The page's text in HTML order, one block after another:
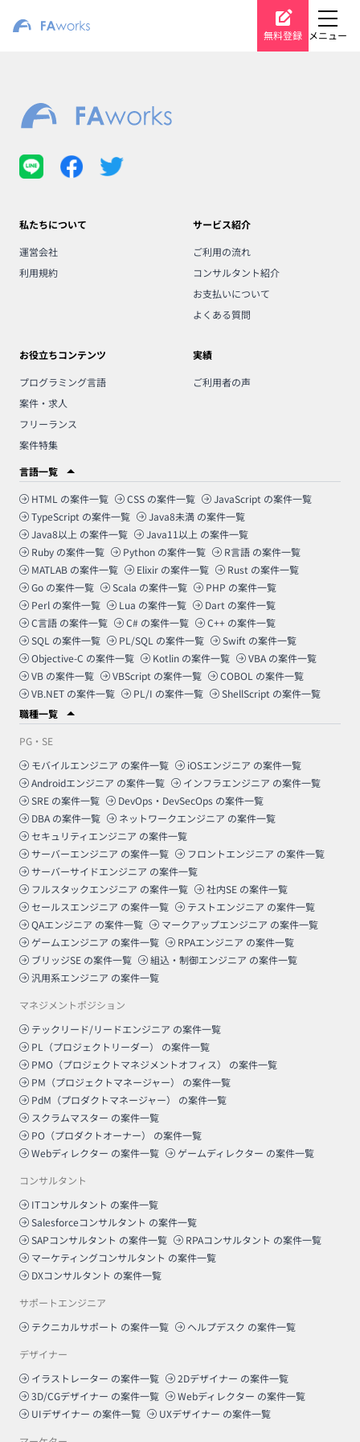
無料登録 メニュー
私たちについて
運営会社
利用規約
サービス紹介
ご利用の流れ
コンサルタント紹介
お支払いについて
よくある質問
お役立ちコンテンツ
プログラミング言語
案件・求人
フリーランス
案件特集
実績
ご利用者の声
言語一覧
HTML の案件一覧 CSS の案件一覧 JavaScript の案件一覧
TypeScript の案件一覧 Java8未満 の案件一覧
Java8以上 の案件一覧 Java11以上 の案件一覧
Ruby の案件一覧 Python の案件一覧 R言語 の案件一覧
MATLAB の案件一覧 Elixir の案件一覧 Rust の案件一覧
Go の案件一覧 Scala の案件一覧 PHP の案件一覧
Perl の案件一覧 Lua の案件一覧 Dart の案件一覧
C言語 の案件一覧 C# の案件一覧 C++ の案件一覧
SQL の案件一覧 PL/SQL の案件一覧 Swift の案件一覧
Objective-C の案件一覧 Kotlin の案件一覧 VBA の案件一覧
VB の案件一覧 VBScript の案件一覧 COBOL の案件一覧
VB.NET の案件一覧 PL/I の案件一覧 ShellScript の案件一覧
職種一覧
PG・SE
モバイルエンジニア の案件一覧 iOSエンジニア の案件一覧
Androidエンジニア の案件一覧 インフラエンジニア の案件一覧
SRE の案件一覧 DevOps・DevSecOps の案件一覧
DBA の案件一覧 ネットワークエンジニア の案件一覧
セキュリティエンジニア の案件一覧
サーバーエンジニア の案件一覧 フロントエンジニア の案件一覧
サーバーサイドエンジニア の案件一覧
フルスタックエンジニア の案件一覧 社内SE の案件一覧
セールスエンジニア の案件一覧 テストエンジニア の案件一覧
QAエンジニア の案件一覧 マークアップエンジニア の案件一覧
ゲームエンジニア の案件一覧 RPAエンジニア の案件一覧
ブリッジSE の案件一覧 組込・制御エンジニア の案件一覧
汎用系エンジニア の案件一覧
マネジメントポジション
テックリード/リードエンジニア の案件一覧
PL（プロジェクトリーダー）
の案件一覧
PMO（プロジェクトマネジメントオフィス）
の案件一覧
PM（プロジェクトマネージャー）
の案件一覧
PdM（プロダクトマネージャー）
の案件一覧
スクラムマスター の案件一覧
PO（プロダクトオーナー）
の案件一覧
Webディレクター の案件一覧 ゲームディレクター の案件一覧
コンサルタント
ITコンサルタント の案件一覧
Salesforceコンサルタント の案件一覧
SAPコンサルタント の案件一覧 RPAコンサルタント の案件一覧
マーケティングコンサルタント の案件一覧
DXコンサルタント の案件一覧
サポートエンジニア
テクニカルサポート の案件一覧 ヘルプデスク の案件一覧
デザイナー
イラストレーター の案件一覧 2Dデザイナー の案件一覧
3D/CGデザイナー の案件一覧 Webディレクター の案件一覧
UIデザイナー の案件一覧 UXデザイナー の案件一覧